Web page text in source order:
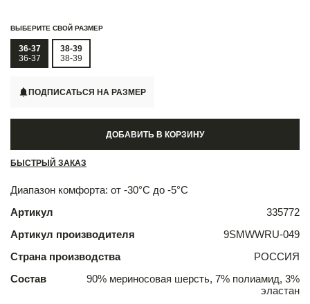
ВЫБЕРИТЕ СВОЙ РАЗМЕР
36-37
36-37
38-39
38-39
ПОДПИСАТЬСЯ НА РАЗМЕР
ДОБАВИТЬ В КОРЗИНУ
БЫСТРЫЙ ЗАКАЗ
Диапазон комфорта: от -30°С до -5°С
Артикул
335772
Артикул производителя
9SMWWRU-049
Страна производства
РОССИЯ
Состав
90% мериносовая шерсть, 7% полиамид, 3%
эластан